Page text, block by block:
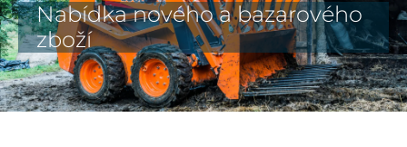
Nabídka nového a bazarového
zboží